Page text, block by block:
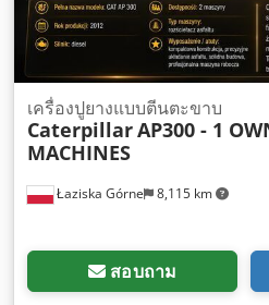
Łaziska Górne 8,115 km
เครื่องปูยางแบบตีนตะขาบ
CaterpillarAP300 - 1
MACHINES
สอบถาม